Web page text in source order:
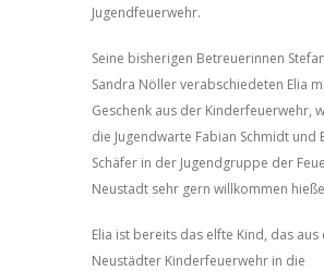
Jugendfeuerwehr.
Seine bisherigen Betreuerinnen
Sandra Nöller verabschiedeten Elia
Geschenk aus der Kinderfeuerwehr,
die Jugendwarte Fabian Schmidt und
Schäfer in der Jugendgruppe der
Neustadt sehr gern willkommen
Elia ist bereits das elfte Kind, das aus
Neustädter Kinderfeuerwehr in die